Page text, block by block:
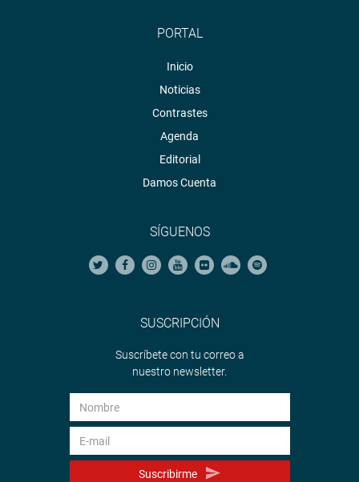
PORTAL
Inicio
Noticias
Contrastes
Agenda
Editorial
Damos Cuenta
SÍGUENOS
SUSCRIPCIÓN
Suscríbete con tu correo a
nuestro newsletter.
Suscribirme